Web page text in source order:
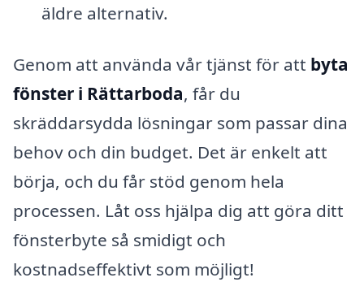
äldre alternativ.
Genom att använda vår tjänst för att byta
fönster i Rättarboda, får du
skräddarsydda lösningar som passar dina
behov och din budget. Det är enkelt att
börja, och du får stöd genom hela
processen. Låt oss hjälpa dig att göra ditt
fönsterbyte så smidigt och
kostnadseffektivt som möjligt!